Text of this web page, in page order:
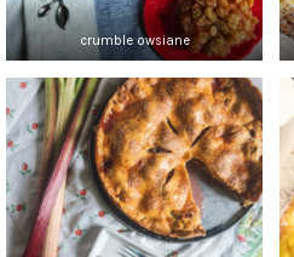
crumble owsiane